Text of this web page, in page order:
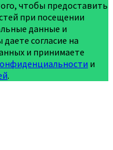
чтобы предоставить
при посещении
данные и
согласие на
и принимаете
и
.